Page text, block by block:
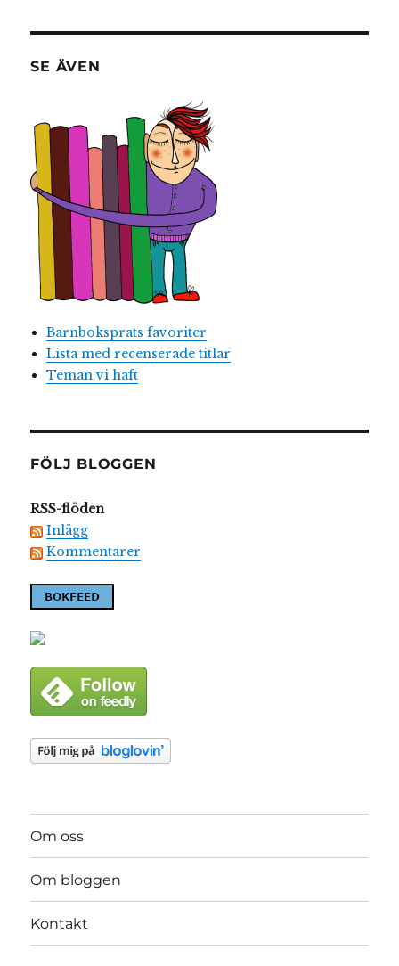
SE ÄVEN
Barnboksprats favoriter
Lista med recenserade titlar
Teman vi haft
FÖLJ BLOGGEN
RSS-flöden
Inlägg
Kommentarer
Om oss
Om bloggen
Kontakt